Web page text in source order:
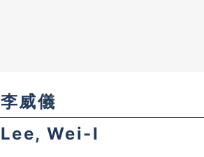
李威儀
Lee, Wei-I